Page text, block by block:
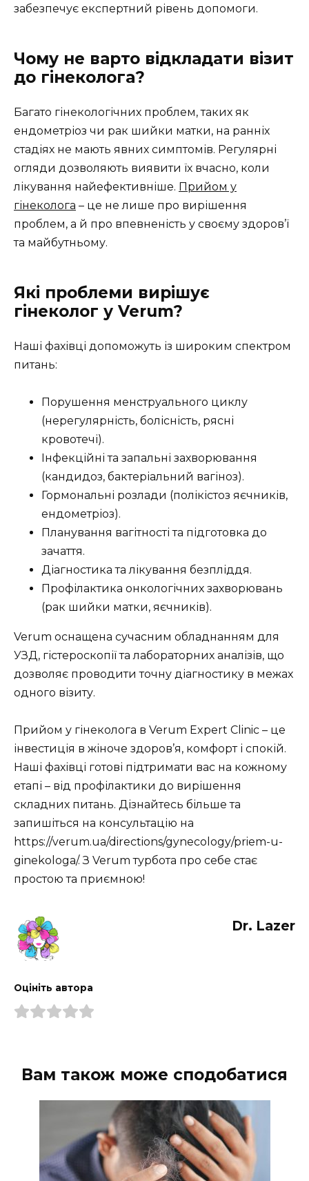
забезпечує експертний рівень допомоги.
Чому не варто відкладати візит
до гінеколога?
Багато гінекологічних проблем, таких як
ендометріоз чи рак шийки матки, на ранніх
стадіях не мають явних симптомів. Регулярні
огляди дозволяють виявити їх вчасно, коли
лікування найефективніше. Прийом у
гінеколога – це не лише про вирішення
проблем, а й про впевненість у своєму здоров’ї
та майбутньому.
Які проблеми вирішує
гінеколог у Verum?
Наші фахівці допоможуть із широким спектром
питань:
Порушення менструального циклу
(нерегулярність, болісність, рясні
кровотечі).
Інфекційні та запальні захворювання
(кандидоз, бактеріальний вагіноз).
Гормональні розлади (полікістоз яєчників,
ендометріоз).
Планування вагітності та підготовка до
зачаття.
Діагностика та лікування безпліддя.
Профілактика онкологічних захворювань
(рак шийки матки, яєчників).
Verum оснащена сучасним обладнанням для
УЗД, гістероскопії та лабораторних аналізів, що
дозволяє проводити точну діагностику в межах
одного візиту.
Прийом у гінеколога в Verum Expert Clinic – це
інвестиція в жіноче здоров’я, комфорт і спокій.
Наші фахівці готові підтримати вас на кожному
етапі – від профілактики до вирішення
складних питань. Дізнайтесь більше та
запишіться на консультацію на
https://verum.ua/directions/gynecology/priem-u-
ginekologa/. З Verum турбота про себе стає
простою та приємною!
Dr. Lazer
Оцініть автора
Вам також може сподобатися